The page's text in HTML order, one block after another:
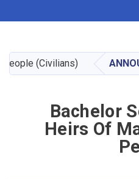
main
content
(Civilians)
Bachelor
Heirs Of